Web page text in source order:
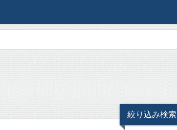
絞り込み検索